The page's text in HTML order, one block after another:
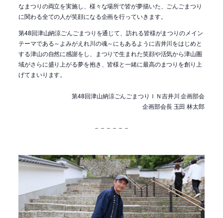
なまつりの両立を実施し、様々な場所で皆が夢描いた、ごんごまつり
に関わる全ての人が笑顔になる企画を行っていきます。
第48回津山納涼ごんごまつりを通じて、訪れる皆様がまつりのメイン
テーマである～よみがえれ川の魂～にもあるように吉井川をはじめと
する津山の自然に感謝をし、まつりで生まれた笑顔や活気から津山圏
域がさらに盛り上がる夢を抱き、皆様と一緒に最高のまつりを創り上
げてまいります。
第48回津山納涼ごんごまつりＩＮ吉井川 企画部会
企画部会長 玉田 林太郎
－－－－－－